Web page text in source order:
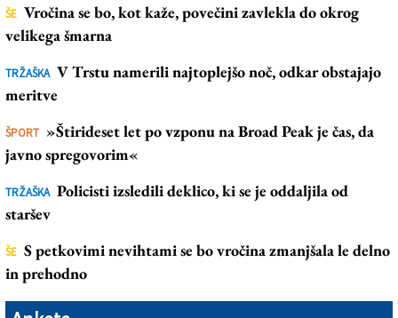
ŠE Vročina se bo, kot kaže, povečini zavlekla do okrog
velikega šmarna
TRŽAŠKA V Trstu namerili najtoplejšo noč, odkar obstajajo
meritve
ŠPORT »Štirideset let po vzponu na Broad Peak je čas, da
javno spregovorim«
TRŽAŠKA Policisti izsledili deklico, ki se je oddaljila od
staršev
ŠE S petkovimi nevihtami se bo vročina zmanjšala le delno
in prehodno